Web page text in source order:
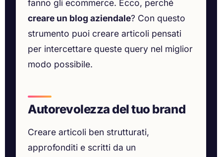
fanno gli ecommerce. Ecco, perché
creare un blog aziendale? Con questo
strumento puoi creare articoli pensati
per intercettare queste query nel miglior
modo possibile.
Autorevolezza del tuo brand
Creare articoli ben strutturati,
approfonditi e scritti da un